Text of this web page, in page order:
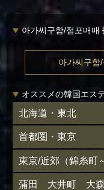
아가씨구함/점포매매
아가씨구함
オススメの韓国エス
北海道・東北
首都圏・東京
東京/近郊（錦糸町
蒲田 大井町 大森